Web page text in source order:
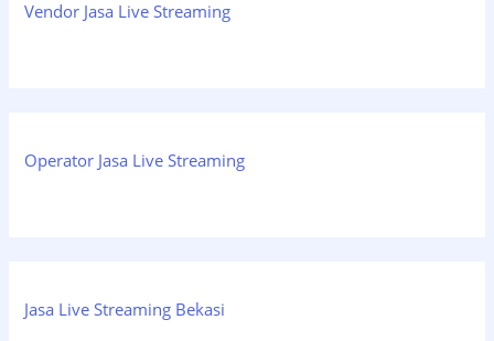
Vendor Jasa Live Streaming
Operator Jasa Live Streaming
Jasa Live Streaming Bekasi